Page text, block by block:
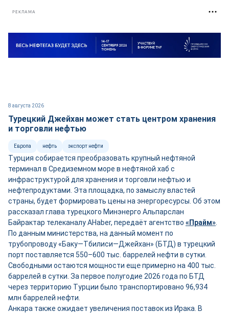
РЕКЛАМА
8 августа 2026
Турецкий Джейхан может стать центром хранения
и торговли нефтью
Европа нефть экспорт нефти
Турция собирается преобразовать крупный нефтяной
терминал в Средиземном море в нефтяной хаб с
инфраструктурой для хранения и торговли нефтью и
нефтепродуктами. Эта площадка, по замыслу властей
страны, будет формировать цены на энергоресурсы. Об этом
рассказал глава турецкого Минэнерго Альпарслан
Байрактар телеканалу AHaber, передаёт агентство «Прайм»
По данным министерства, на данный момент по
трубопроводу «Баку—Тбилиси—Джейхан» (БТД) в турецкий
порт поставляется 550–600 тыс. баррелей нефти в сутки.
Свободными остаются мощности ещепримерно на 400 тыс.
баррелей в сутки. За первое полугодие 2026 года по БТД
через территорию Турции было транспортировано 96,934
млн баррелей нефти.
Анкара также ожидает увеличения поставок из Ирака. В